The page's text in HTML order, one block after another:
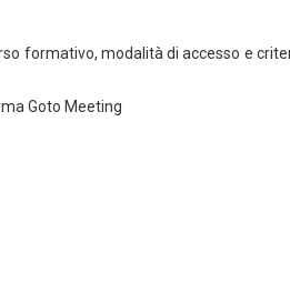
formativo, modalità di accesso e
Goto Meeting